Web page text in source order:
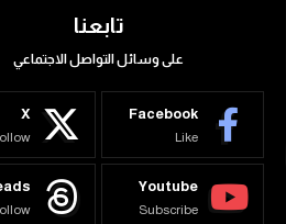
تابعنا
على وسائل التواصل الاجتماعي
Facebook
Like
X
Youtube
Subscribe